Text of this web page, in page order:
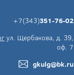
+7(343)351-76-02
ул. Щербакова, д. 39,
оф. 7
gkulg@bk.ru